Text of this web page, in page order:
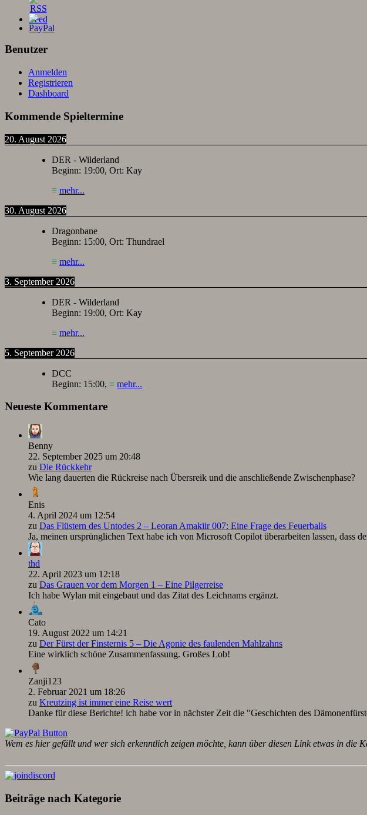
Benutzer
Anmelden
Registrieren
Dashboard
Kommende Spieltermine
20. August 2026
DER - Wilderland
Beginn: 19:00, Ort: Kay
≡ mehr...
30. August 2026
Dragonbane
Beginn: 15:00, Ort: Thundrael
≡ mehr...
3. September 2026
DER - Wilderland
Beginn: 19:00, Ort: Kay
≡ mehr...
5. September 2026
DCC
Beginn: 15:00, ≡ mehr...
Neueste Kommentare
Benny
22. September 2025 um 20:48
zu Die Rückkehr
Wie lang dauerten die Rückreise nach Übersreik und die anschließende Zwischenphase?
Enis
4. April 2024 um 12:54
zu Das Flüstern des Untodes 2 – Leoran Amakiir 007: Eine Frage des Feuerballs
Ja, meinen ursprünglichen Text habe ich von Microsoft Copilot überarbeiten lassen, dass
thd
22. April 2023 um 12:18
zu Das Grauen vor dem Morgen 1 – Eine Pilgerreise
Ich habe Wylan mit eingebaut und das Zitat des Leichnams ergänzt.
Cato
19. August 2022 um 14:21
zu Der Fürst der Finsternis 5 – Die Agonie des faulenden Mahlzahns
Eine wirklich schöne Zusammenfassung. Großes Lob!
Zanji123
2. Februar 2021 um 18:26
zu Kreutzing ist immer eine Reise wert
Danke für diese Berichte! ich habe vor in nächster Zeit die "Geschichten des
Wem es hier gefällt und wer sich erkenntlich zeigen möchte, kann über diesen Link etwas in die
Beiträge nach Kategorie